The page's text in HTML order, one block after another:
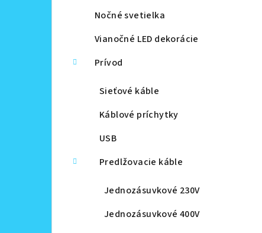
Nočné svetielka
Vianočné LED dekorácie
Prívod
Sieťové káble
Káblové príchytky
USB
Predlžovacie káble
Jednozásuvkové 230V
Jednozásuvkové 400V